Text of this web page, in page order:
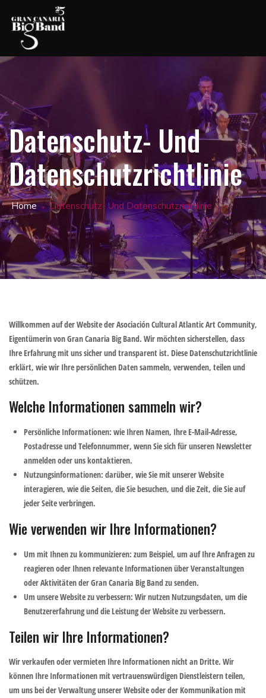
Datenschutz- Und
Datenschutzrichtlinie
Home Datenschutz- Und Datenschutzrichtlinie
Willkommen auf der Website der Asociación Cultural Atlantic Art Community,
Eigentümerin von Gran Canaria Big Band. Wir möchten sicherstellen, dass
Ihre Erfahrung mit uns sicher und transparent ist. Diese Datenschutzrichtlinie
erklärt, wie wir Ihre persönlichen Daten sammeln, verwenden, teilen und
schützen.
Welche Informationen sammeln wir?
Persönliche Informationen: wie Ihren Namen, Ihre E-Mail-Adresse,
Postadresse und Telefonnummer, wenn Sie sich für unseren Newsletter
anmelden oder uns kontaktieren.
Nutzungsinformationen: darüber, wie Sie mit unserer Website
interagieren, wie die Seiten, die Sie besuchen, und die Zeit, die Sie auf
jeder Seite verbringen.
Wie verwenden wir Ihre Informationen?
Um mit Ihnen zu kommunizieren: zum Beispiel, um auf Ihre Anfragen zu
reagieren oder Ihnen relevante Informationen über Veranstaltungen
oder Aktivitäten der Gran Canaria Big Band zu senden.
Um unsere Website zu verbessern: Wir nutzen Nutzungsdaten, um die
Benutzererfahrung und die Leistung der Website zu verbessern.
Teilen wir Ihre Informationen?
Wir verkaufen oder vermieten Ihre Informationen nicht an Dritte. Wir
können Ihre Informationen mit vertrauenswürdigen Dienstleistern teilen,
um uns bei der Verwaltung unserer Website oder der Kommunikation mit